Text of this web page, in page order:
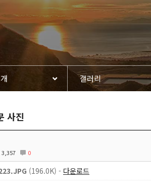
갤러리
사진
3,357 0
(196.0K) - 다운로드